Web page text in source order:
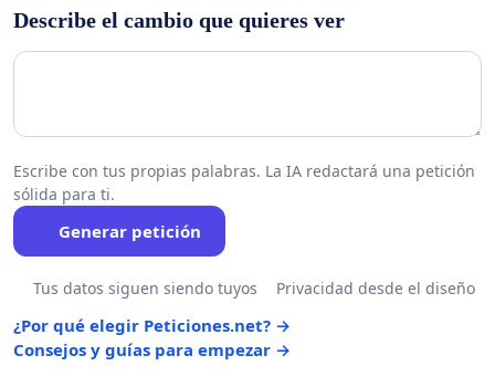
Describe el cambio que quieres ver
Escribe con tus propias palabras. La IA redactará una petición
sólida para ti.
Generar petición
Tus datos siguen siendo tuyos Privacidad desde el diseño
¿Por qué elegir Peticiones.net? →
Consejos y guías para empezar →